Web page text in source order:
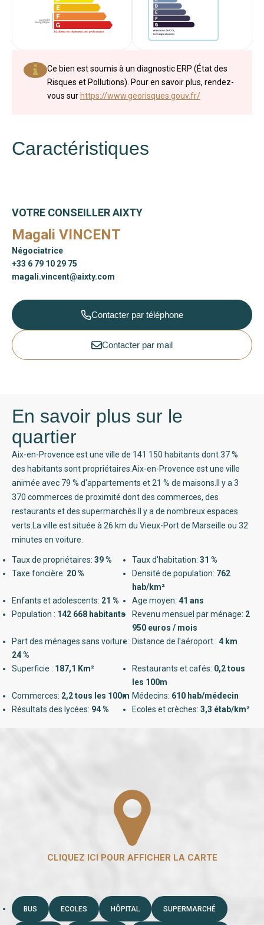
Ce bien est soumis à un diagnostic ERP (État des
Risques et Pollutions). Pour en savoir plus, rendez-
vous sur https://www.georisques.gouv.fr/
Caractéristiques
VOTRE CONSEILLER AIXTY
Magali VINCENT
Négociatrice
+33 6 79 10 29 75
magali.vincent@aixty.com
Contacter par téléphone
Contacter par mail
En savoir plus sur le
quartier
Aix-en-Provence est une ville de 141 150 habitants dont 37 %
des habitants sont propriétaires.Aix-en-Provence est une ville
animée avec 79 % d'appartements et 21 % de maisons.Il y a 3
370 commerces de proximité dont des commerces, des
restaurants et des supermarchés.Il y a de nombreux espaces
verts.La ville est située à 26 km du Vieux-Port de Marseille ou 32
minutes en voiture.
Taux de propriétaires: 39 % Taux d'habitation: 31 %
Taxe foncière: 20 % Densité de population: 762
hab/km²
Enfants et adolescents: 21 % Age moyen: 41 ans
Population : 142 668 habitants Revenu mensuel par ménage: 2
950 euros / mois
Part des ménages sans voiture:
24 %
Distance de l'aéroport : 4 km
Superficie : 187,1 Km² Restaurants et cafés: 0,2 tous
les 100m
Commerces: 2,2 tous les 100m Médecins: 610 hab/médecin
Résultats des lycées: 94 % Ecoles et crèches: 3,3 étab/km²
BUS ECOLES HÔPITAL SUPERMARCHÉ